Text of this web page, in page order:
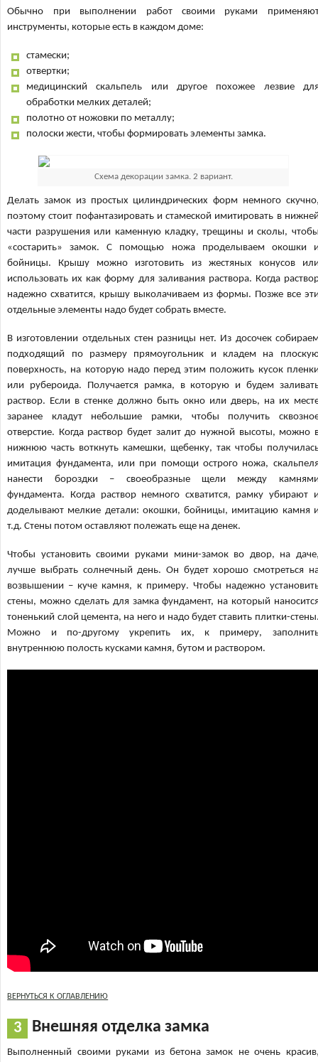
Обычно при выполнении работ своими руками
инструменты, которые есть в каждом доме:
стамески;
отвертки;
медицинский скальпель или другое похожее лезвие
обработки мелких деталей;
полотно от ножовки по металлу;
полоски жести, чтобы формировать элементы замка.
Схема декорации замка. 2 вариант.
Делать замок из простых цилиндрических форм немного
поэтому стоит пофантазировать и стамеской имитировать в
части разрушения или каменную кладку, трещины и сколы,
«состарить» замок. С помощью ножа проделываем окошки
бойницы. Крышу можно изготовить из жестяных конусов
использовать их как форму для заливания раствора. Когда
надежно схватится, крышу выколачиваем из формы. Позже все
отдельные элементы надо будет собрать вместе.
В изготовлении отдельных стен разницы нет. Из досочек
подходящий по размеру прямоугольник и кладем на
поверхность, на которую надо перед этим положить кусок
или рубероида. Получается рамка, в которую и будем
раствор. Если в стенке должно быть окно или дверь, на их
заранее кладут небольшие рамки, чтобы получить
отверстие. Когда раствор будет залит до нужной высоты, можно
нижнюю часть воткнуть камешки, щебенку, так чтобы
имитация фундамента, или при помощи острого ножа,
нанести бороздки – своеобразные щели между
фундамента. Когда раствор немного схватится, рамку убирают
доделывают мелкие детали: окошки, бойницы, имитацию камня
т.д. Стены потом оставляют полежать еще на денек.
Чтобы установить своими руками мини-замок во двор, на
лучше выбрать солнечный день. Он будет хорошо смотреться
возвышении – куче камня, к примеру. Чтобы надежно
стены, можно сделать для замка фундамент, на который
тоненький слой цемента, на него и надо будет ставить плитки-
Можно и по-другому укрепить их, к примеру,
внутреннюю полость кусками камня, бутом и раствором.
ВЕРНУТЬСЯ К ОГЛАВЛЕНИЮ
Внешняя отделка замка
Выполненный своими руками из бетона замок не очень